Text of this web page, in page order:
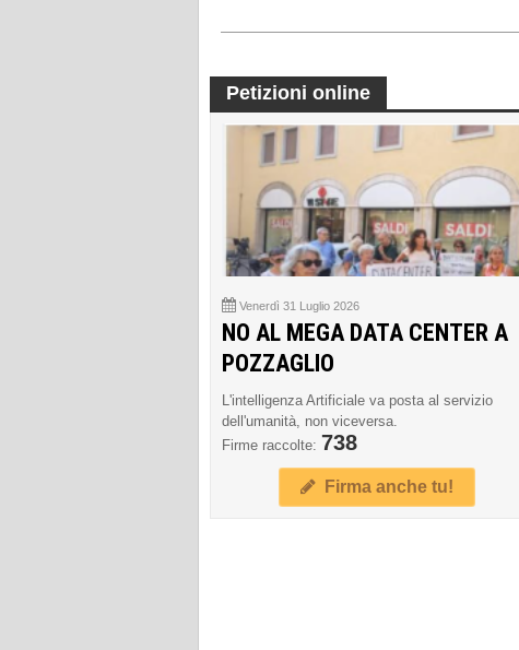
Petizioni online
Venerdì 31 Luglio 2026
NO AL MEGA DATA CENTER A
POZZAGLIO
L'intelligenza Artificiale va posta al servizio
dell'umanità, non viceversa.
Firme raccolte: 738
Firma anche tu!